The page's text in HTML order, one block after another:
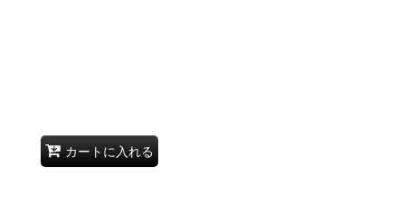
カートに入れる